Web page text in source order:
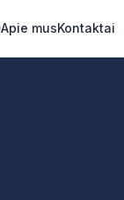
Apie musKontaktai